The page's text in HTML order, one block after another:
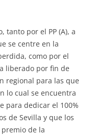
tanto por el PP (A), a
se centre en la
como por el
liberado por fin de
regional para las que
lo cual se encuentra
para dedicar el 100%
de Sevilla y que los
de la